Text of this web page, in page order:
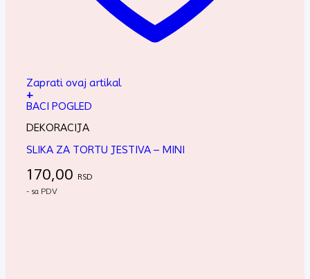
Zaprati ovaj artikal
+
BACI POGLED
DEKORACIJA
SLIKA ZA TORTU JESTIVA – MINI
170,00 RSD
- sa PDV